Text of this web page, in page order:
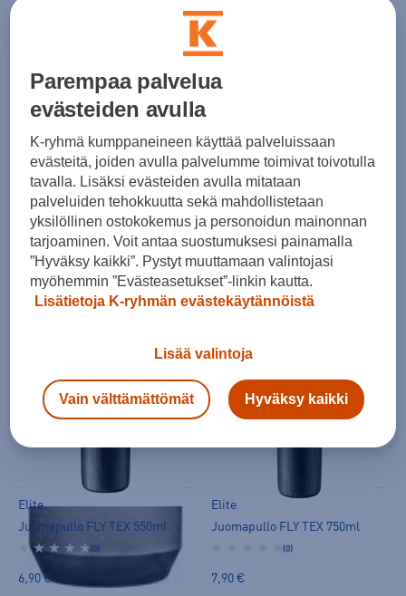
Podium 0,7l Juomapullo
CamelBak
Podium 0,7l Juomapullo
Elite
Juomapullo FLY TEX 550ml
Elite
Juomapullo FLY TEX 550ml
(0)
6,90 €
Elite
Juomapullo FLY TEX 750ml
(0)
7,90 €
Parempaa palvelua
evästeiden avulla
K-ryhmä kumppaneineen käyttää palveluissaan
evästeitä, joiden avulla palvelumme toimivat toivotulla
tavalla. Lisäksi evästeiden avulla mitataan
palveluiden tehokkuutta sekä mahdollistetaan
yksilöllinen ostokokemus ja personoidun mainonnan
tarjoaminen. Voit antaa suostumuksesi painamalla
”Hyväksy kaikki”. Pystyt muuttamaan valintojasi
myöhemmin ”Evästeasetukset”-linkin kautta.
Lisätietoja K-ryhmän evästekäytännöistä
Lisää valintoja
Vain välttämättömät Hyväksy kaikki